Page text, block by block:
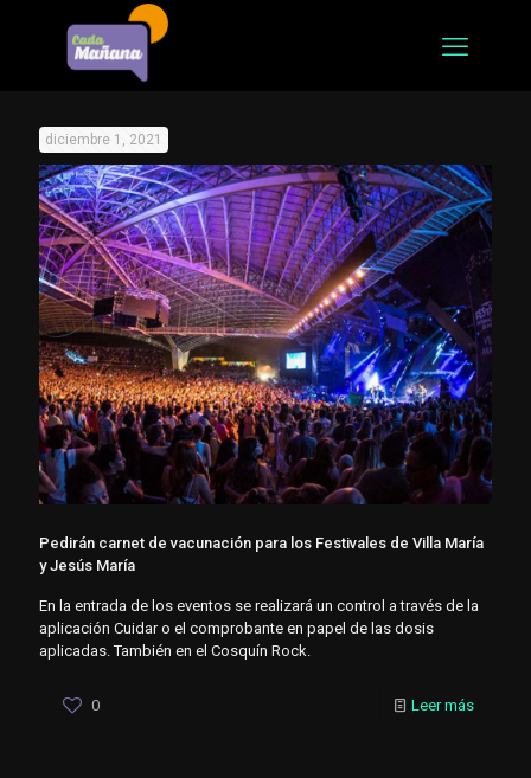
diciembre 1, 2021
Pedirán carnet de vacunación para los Festivales de Villa María
y Jesús María
En la entrada de los eventos se realizará un control a través de la
aplicación Cuidar o el comprobante en papel de las dosis
aplicadas. También en el Cosquín Rock.
0 Leer más